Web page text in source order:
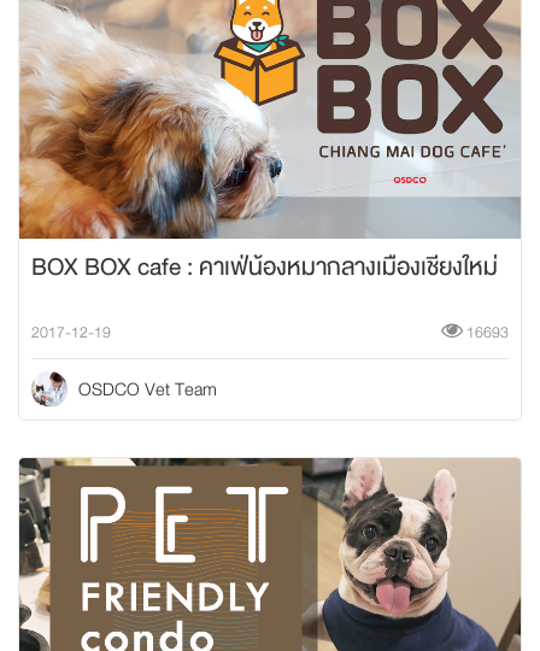
BOX BOX cafe : คาเฟ่น้องหมากลางเมืองเชียงใหม่
16693
2017-12-19
OSDCO Vet Team